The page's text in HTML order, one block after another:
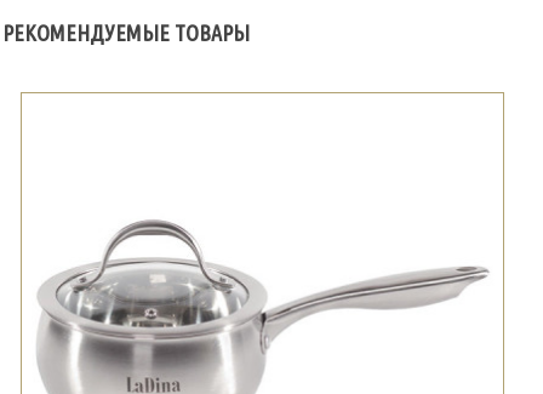
РЕКОМЕНДУЕМЫЕ ТОВАРЫ